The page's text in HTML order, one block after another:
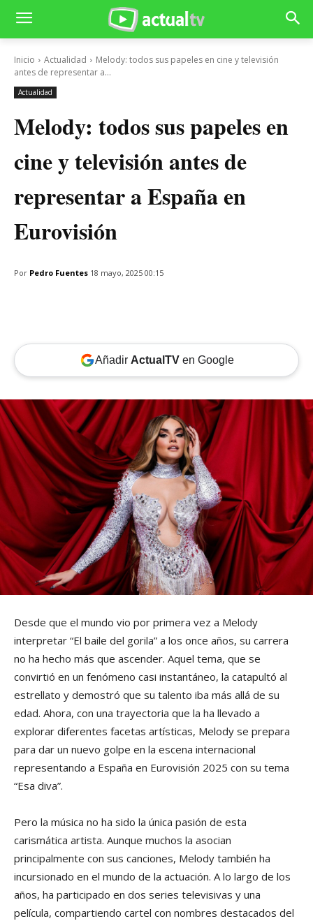
Inicio Actualidad
Melody: todos sus papeles en cine y televisión
antes de representar a...
Actualidad
Melody: todos sus papeles en
cine y televisión antes de
representar a España en
Eurovisión
Por Pedro Fuentes 18 mayo, 2025 00:15
Añadir ActualTVen Google
Desde que el mundo vio por primera vez a Melody
interpretar “El baile del gorila” a los once años, su carrera
no ha hecho más que ascender. Aquel tema, que se
convirtió en un fenómeno casi instantáneo, la catapultó al
estrellato y demostró que su talento iba más allá de su
edad. Ahora, con una trayectoria que la ha llevado a
explorar diferentes facetas artísticas, Melody se prepara
para dar un nuevo golpe en la escena internacional
representando a España en Eurovisión 2025 con su tema
“Esa diva”.
Pero la música no ha sido la única pasión de esta
carismática artista. Aunque muchos la asocian
principalmente con sus canciones, Melody también ha
incursionado en el mundo de la actuación. A lo largo de los
años, ha participado en dos series televisivas y una
película, compartiendo cartel con nombres destacados del